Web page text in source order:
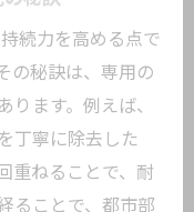
続力を高める点で
の秘訣は、専用の
ます。例えば、
丁寧に除去した
重ねることで、耐
ることで、都市部